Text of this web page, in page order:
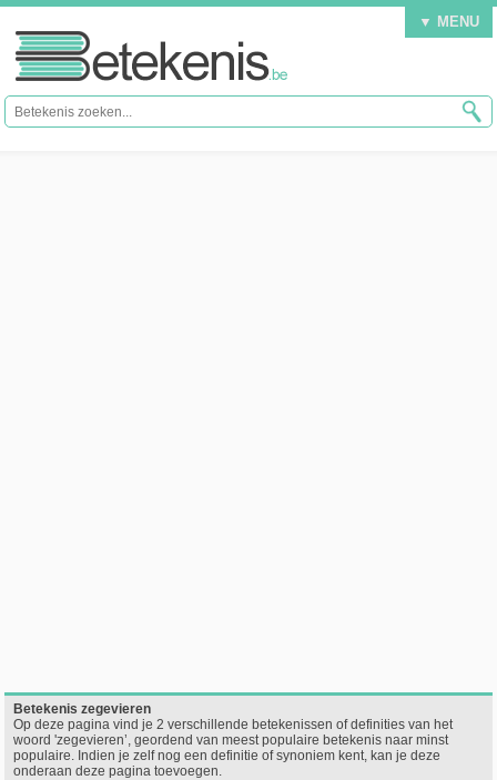
▼ MENU
Betekenis zegevieren
Op deze pagina vind je 2 verschillende betekenissen of definities van het
woord 'zegevieren’, geordend van meest populaire betekenis naar minst
populaire. Indien je zelf nog een definitie of synoniem kent, kan je deze
onderaan deze pagina toevoegen.